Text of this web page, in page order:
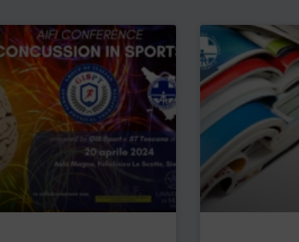
PaginaPagina
PaginaPaginaPagina